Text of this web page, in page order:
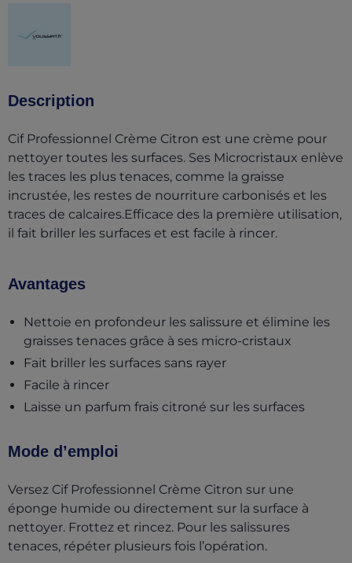
Description
Cif Professionnel Crème Citron est une crème pour
nettoyer toutes les surfaces. Ses Microcristaux enlève
les traces les plus tenaces, comme la graisse
incrustée, les restes de nourriture carbonisés et les
traces de calcaires.Efficace des la première utilisation,
il fait briller les surfaces et est facile à rincer.
Avantages
Nettoie en profondeur les salissure et élimine les
graisses tenaces grâce à ses micro-cristaux
Fait briller les surfaces sans rayer
Facile à rincer
Laisse un parfum frais citroné sur les surfaces
Mode d’emploi
Versez Cif Professionnel Crème Citron sur une
éponge humide ou directement sur la surface à
nettoyer. Frottez et rincez. Pour les salissures
tenaces, répéter plusieurs fois l’opération.